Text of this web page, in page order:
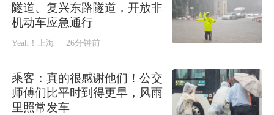
隧道、复兴东路隧道，开放非
机动车应急通行
Yeah！上海 26分钟前
乘客：真的很感谢他们！公交
师傅们比平时到得更早，风雨
里照常发车